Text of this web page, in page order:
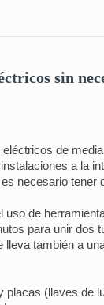
sin
de
a la
necesario tener
uso de
para unir dos
también a
(llaves de